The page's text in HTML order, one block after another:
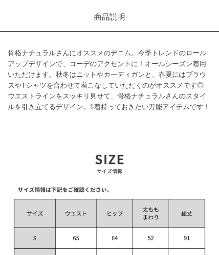
商品説明
骨格ナチュラルさんにオススメのデニム。今季トレンドのロール
アップデザインで、コーデのアクセントに！オールシーズン着用
いただけます。秋冬はニットやカーディガンと、春夏にはブラウ
スやTシャツを合わせて着こなしていただくのがオススメです◎
ウエストラインをスッキリ見せて、骨格ナチュラルさんのスタイ
ルを引き立てるデザイン。1着持っておきたい万能アイテムです！